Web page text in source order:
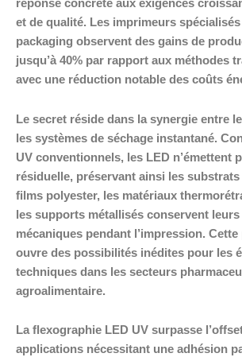
réponse concrète aux exigences
et de qualité. Les imprimeurs
packaging observent des gains de
jusqu’à 40% par rapport aux méthodes
avec une réduction notable des coûts
Le secret réside dans la synergie entre
les systèmes de séchage instantané.
UV conventionnels, les LED n’émettent
résiduelle, préservant ainsi les
films polyester, les matériaux
les supports métallisés conservent
mécaniques pendant l’impression.
ouvre des possibilités inédites pour les
techniques dans les secteurs
agroalimentaire.
La flexographie LED UV surpasse
applications nécessitant une adhésion